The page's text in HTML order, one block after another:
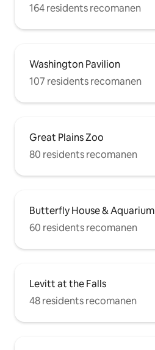
164 residents recomanen
Washington Pavilion
107 residents recomanen
Great Plains Zoo
80 residents recomanen
Butterfly House & Aquarium
60 residents recomanen
Levitt at the Falls
48 residents recomanen